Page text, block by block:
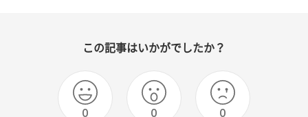
この記事はいかがでしたか？
0 0 0